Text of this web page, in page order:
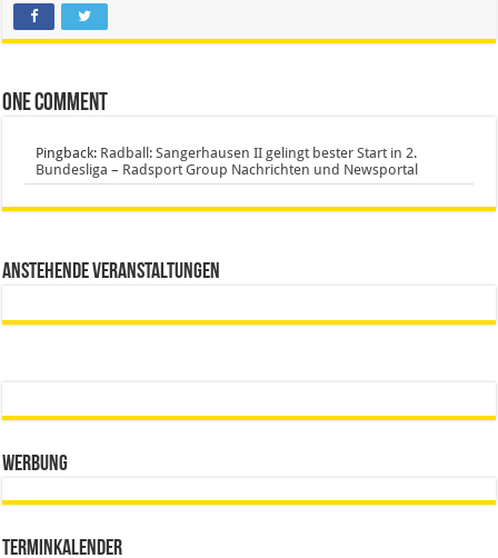
One comment
Pingback: Radball: Sangerhausen II gelingt bester Start in 2.
Bundesliga – Radsport Group Nachrichten und Newsportal
Anstehende Veranstaltungen
Werbung
Terminkalender